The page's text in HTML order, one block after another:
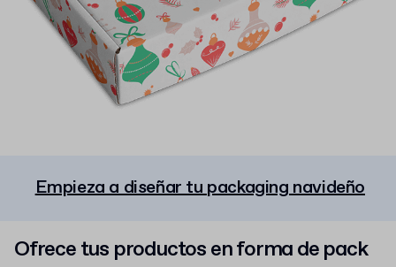
Empieza a diseñar tu packaging navideño
Ofrece tus productos en forma de pack